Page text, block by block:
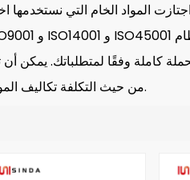
كاملة وفقًا لمتطلباتك. يمكن
من حيث التكلفة تكاليف المواد الخاصة بك وتكاليف العمالة في البناء.